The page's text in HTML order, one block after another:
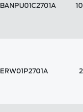
BANPU01C2701A
ERW01P2701A